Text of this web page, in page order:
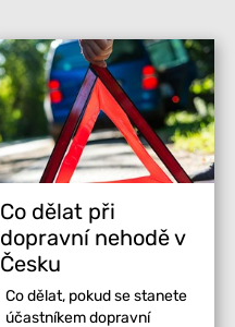
Co dělat při
dopravní nehodě v
Česku
Co dělat, pokud se stanete
účastníkem dopravní